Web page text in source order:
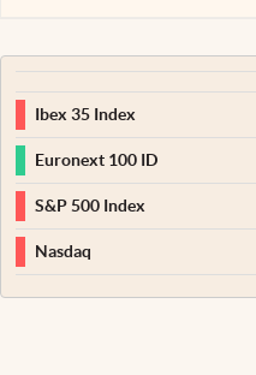
Ibex 35 Index
Euronext 100 ID
S&P 500 Index
Nasdaq